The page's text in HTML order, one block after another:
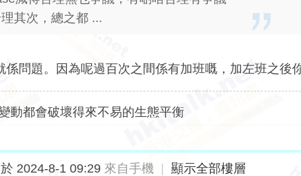
其次，總之都 ...
係問題。因為呢過百次之間係有加班嘅，加左班之後
動都會破壞得來不易的生態平衡
2024-8-1 09:29 來自手機 顯示全部樓層